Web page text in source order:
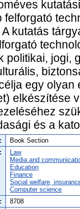
felforgató
kutatás
politikai, jogi,
egy
elkészítése
és a
Book Section
Law
Media and
Education
Finance
Social welfare,
Computer science
8708